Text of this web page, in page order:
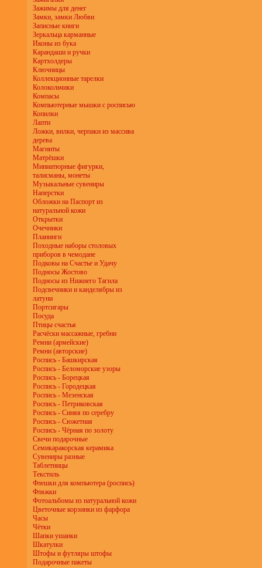
Зажимы для денег
Замки, замки Любви
Записные книги
Зеркальца карманные
Иконы из бука
Карандаши и ручки
Картхолдеры
Ключницы
Коллекционные тарелки
Колокольчики
Компасы
Компьютерные мышки с росписью
Копилки
Лапти
Ложки, вилки, черпаки из массива
дерева
Магниты
Матрёшки
Миниатюрные фигурки,
талисманы, монеты
Музыкальные сувениры
Наперстки
Обложки на Паспорт из
натуральной кожи
Открытки
Очечники
Планинги
Походные наборы столовых
приборов в чемодане
Подковы на Счастье и Удачу
Подносы Жостово
Подносы из Нижнего Тагила
Подсвечники и канделябры из
латуни
Портсигары
Посуда
Птицы счастья
Расчёски массажные, гребни
Ремни (армейские)
Ремни (авторские)
Роспись - Башкирская
Роспись - Беломорские узоры
Роспись - Борецкая
Роспись - Городецкая
Роспись - Мезенская
Роспись - Петриковская
Роспись - Синяя по серебру
Роспись - Сюжетная
Роспись - Чёрная по золоту
Свечи подарочные
Семикаракорская керамика
Сувениры разные
Таблетницы
Текстиль
Флешки для компьютера (роспись)
Фляжки
Фотоальбомы из натуральной кожи
Цветочные корзинки из фарфора
Часы
Чётки
Шапки ушанки
Шкатулки
Штофы и футляры штофы
Подарочные пакеты